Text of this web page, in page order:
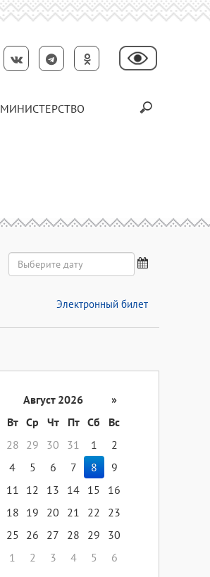
МИНИСТЕРСТВО
Электронный билет
Август 2026
»
Вт Ср Чт Пт Сб
Вс
28 29 30 31 1
2
4 5 6 7 8
9
11 12 13 14 15
16
18 19 20 21 22
23
25 26 27 28 29
30
1 2 3 4 5 6